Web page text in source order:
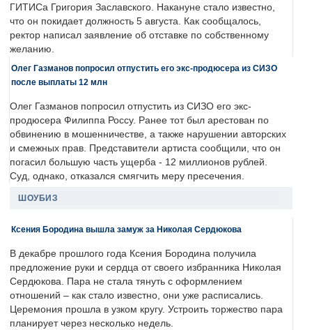
ГИТИСа Григория Заславского. Накануне стало известно,
что он покидает должность 5 августа. Как сообщалось,
ректор написал заявление об отставке по собственному
желанию.
Олег Газманов попросил отпустить его экс-продюсера из СИЗО
после выплаты 12 млн
Олег Газманов попросил отпустить из СИЗО его экс-
продюсера Филиппа Россу. Ранее тот был арестован по
обвинению в мошенничестве, а также нарушении авторских
и смежных прав. Представители артиста сообщили, что он
погасил большую часть ущерба - 12 миллионов рублей.
Суд, однако, отказался смягчить меру пресечения.
ШОУБИЗ
Ксения Бородина вышла замуж за Николая Сердюкова
В декабре прошлого года Ксения Бородина получила
предложение руки и сердца от своего избранника Николая
Сердюкова. Пара не стала тянуть с оформлением
отношений – как стало известно, они уже расписались.
Церемония прошла в узком кругу. Устроить торжество пара
планирует через несколько недель.